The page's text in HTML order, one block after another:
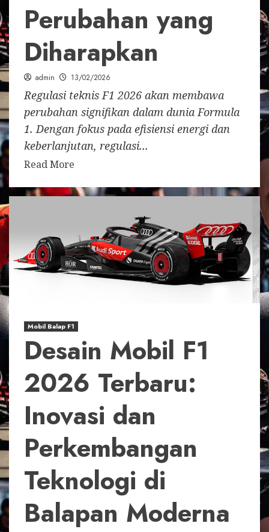
Perubahan yang
Diharapkan
admin 13/02/2026
Regulasi teknis F1 2026 akan membawa
perubahan signifikan dalam dunia Formula
1. Dengan fokus pada efisiensi energi dan
keberlanjutan, regulasi...
Read More
Mobil Balap F1
Desain Mobil F1
2026 Terbaru:
Inovasi dan
Perkembangan
Teknologi di
Balapan Moderna